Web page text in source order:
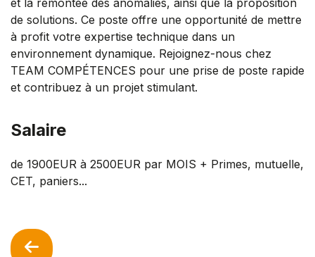
de solutions. Ce poste offre une opportunité de mettre
à profit votre expertise technique dans un
environnement dynamique. Rejoignez-nous chez
TEAM COMPÉTENCES pour une prise de poste rapide
et contribuez à un projet stimulant.
Salaire
de 1900EUR à 2500EUR par MOIS + Primes, mutuelle,
CET, paniers...